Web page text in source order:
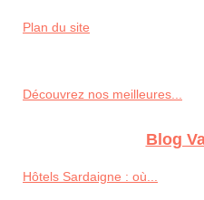
Plan du site
Découvrez nos meilleures...
Blog
Hôtels Sardaigne : où...